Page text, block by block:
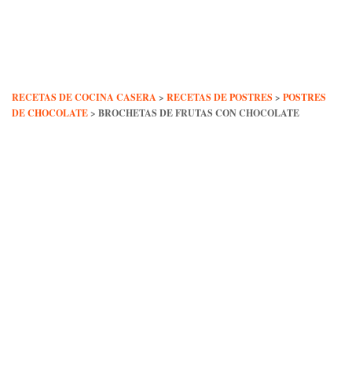
RECETAS DE COCINA CASERA > RECETAS DE POSTRES > POSTRES
DE CHOCOLATE> BROCHETAS DE FRUTAS CON CHOCOLATE